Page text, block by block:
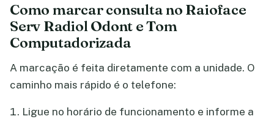
Como marcar consulta no Raioface
Serv Radiol Odont e Tom
Computadorizada
A marcação é feita diretamente com a unidade. O
caminho mais rápido é o telefone:
Ligue no horário de funcionamento e informe a